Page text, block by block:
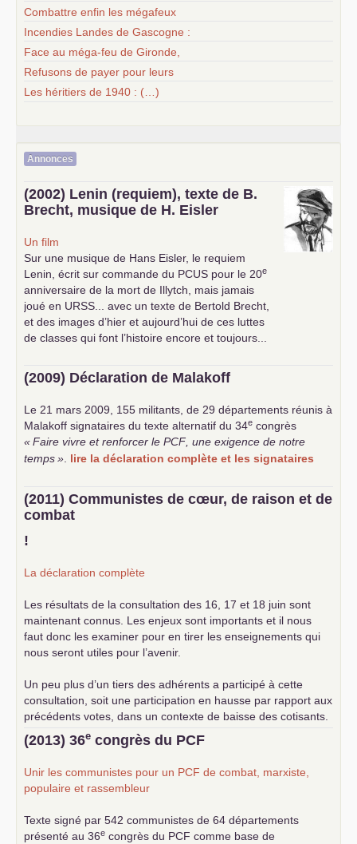
Combattre enfin les mégafeux
Incendies Landes de Gascogne :
Face au méga-feu de Gironde,
Refusons de payer pour leurs
Les héritiers de 1940 : (…)
Annonces
(2002) Lenin (requiem), texte de B.
Brecht, musique de H. Eisler
Un film
Sur une musique de Hans Eisler, le requiem
Lenin, écrit sur commande du PCUS pour le 20e
anniversaire de la mort de Illytch, mais jamais
joué en URSS ... avec un texte de Bertold Brecht,
et des images d’hier et aujourd’hui de ces luttes
de classes qui font l’histoire encore et toujours...
(2009) Déclaration de Malakoff
Le 21 mars 2009, 155 militants, de 29 départements réunis à
Malakoff signataires du texte alternatif du 34e congrès
«Faire vivre et renforcer le PCF , une exigence de notre
temps» lire la déclaration complète et les signataires
(2011) Communistes de cœur, de raison et de
combat
!
La déclaration complète
Les résultats de la consultation des 16, 17 et 18 juin sont
maintenant connus. Les enjeux sont importants et il nous
faut donc les examiner pour en tirer les enseignements qui
nous seront utiles pour l’avenir.
Un peu plus d’un tiers des adhérents a participé à cette
consultation, soit une participation en hausse par rapport aux
précédents votes, dans un contexte de baisse des cotisants.
... lire la suite
(2013) 36e congrès du PCF
Unir les communistes pour un PCF de combat, marxiste,
populaire et rassembleur
Texte signé par 542 communistes de 64 départements
présenté au 36e congrès du PCF comme base de